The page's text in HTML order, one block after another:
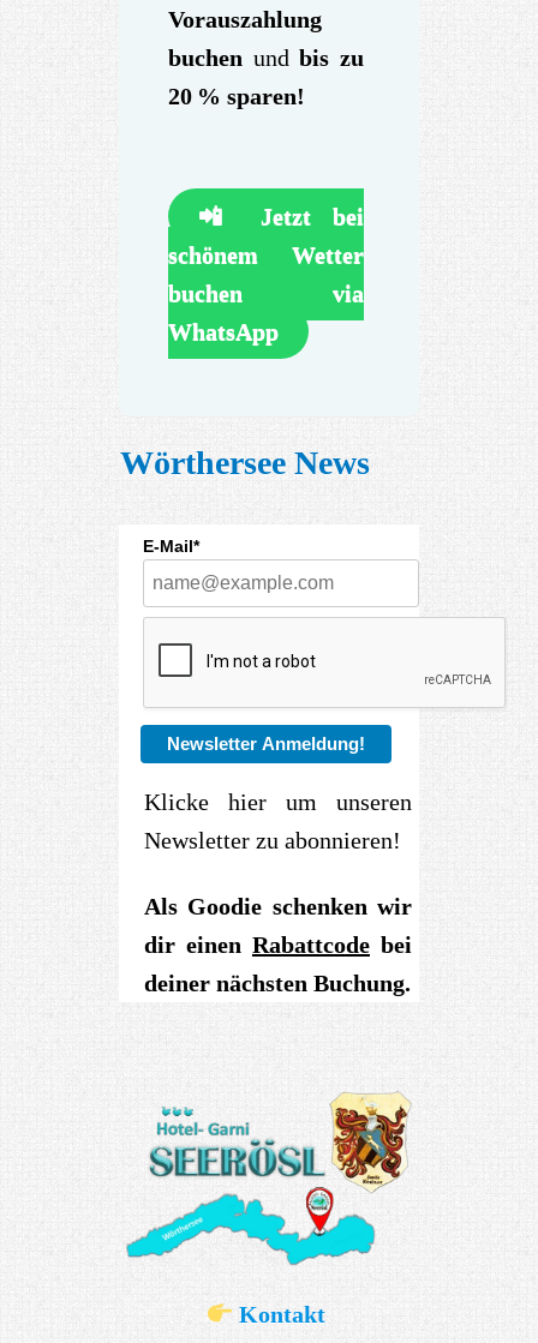
Vorauszahlung
buchen undbis zu
20 % sparen!
📲 Jetzt bei
schönem Wetter
buchen via
WhatsApp
Wörthersee News
E-Mail*
Newsletter Anmeldung!
Klicke hier um unseren
Newsletter zu abonnieren!
Als Goodie schenken wir
dir einen Rabattcodebei
deiner nächsten Buchung.
Kontakt